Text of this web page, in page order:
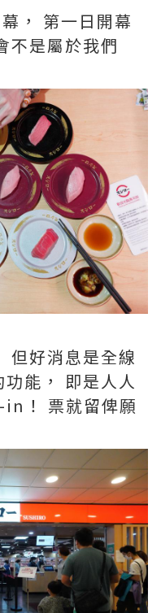
， 第一日開幕
不是屬於我們
但好消息是全線
能， 即是人人
！ 票就留俾願